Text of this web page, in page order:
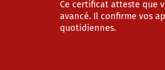
Examens de certification
Ce certificat atteste que
avancé. Il confirme vos
quotidiennes.